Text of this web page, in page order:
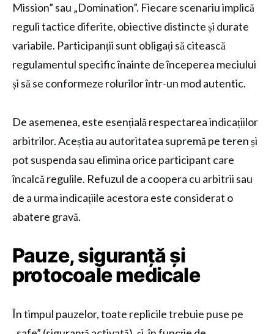
Mission” sau „Domination”. Fiecare scenariu implică
reguli tactice diferite, obiective distincte și durate
variabile. Participanții sunt obligați să citească
regulamentul specific înainte de începerea meciului
și să se conformeze rolurilor într-un mod autentic.
De asemenea, este esențială respectarea indicațiilor
arbitrilor. Aceștia au autoritatea supremă pe teren și
pot suspenda sau elimina orice participant care
încalcă regulile. Refuzul de a coopera cu arbitrii sau
de a urma indicațiile acestora este considerat o
abatere gravă.
Pauze, siguranță și
protocoale medicale
În timpul pauzelor, toate replicile trebuie puse pe